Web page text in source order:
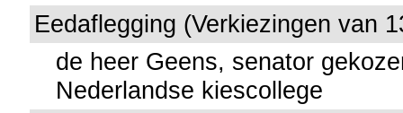
Eedaflegging (Verkiezingen van
de heer Geens, senator
Nederlandse kiescollege